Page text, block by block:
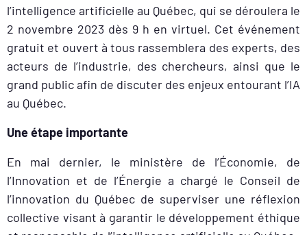
l’intelligence artificielle au Québec, qui se déroulera le
2 novembre 2023 dès 9 h en virtuel. Cet événement
gratuit et ouvert à tous rassemblera des experts, des
acteurs de l’industrie, des chercheurs, ainsi que le
grand public afin de discuter des enjeux entourant l’IA
au Québec.
Une étape importante
En mai dernier, le ministère de l’Économie, de
l’Innovation et de l’Énergie a chargé le Conseil de
l’innovation du Québec de superviser une réflexion
collective visant à garantir le développement éthique